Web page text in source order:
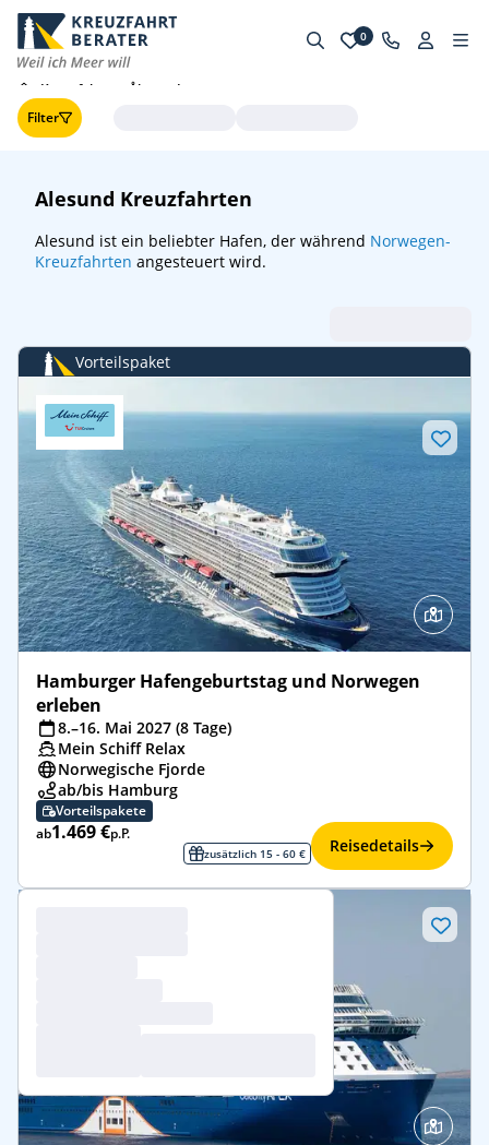
0
Kreuzfahrten Ålesund
Filter
Alesund Kreuzfahrten
Alesund ist ein beliebter Hafen, der während Norwegen-
Kreuzfahrten angesteuert wird.
Vorteilspaket
Hamburger Hafengeburtstag und Norwegen
erleben
8.–16. Mai 2027 (8 Tage)
Mein Schiff Relax
Norwegische Fjorde
ab/bis Hamburg
Vorteilspakete
ab1.469 €p.P.
zusätzlich 15 - 60 € Reisedetails